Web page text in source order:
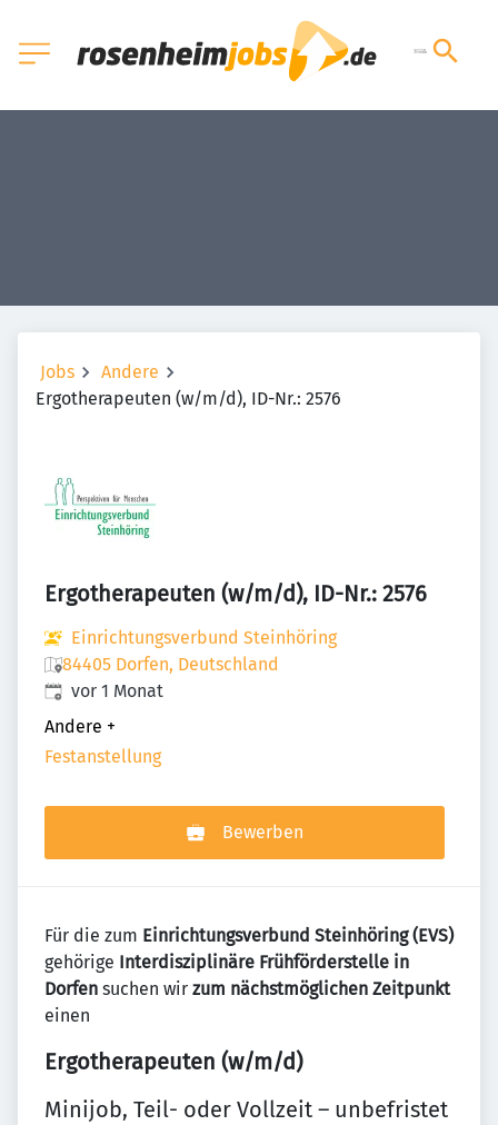
Jobs
Andere
Ergotherapeuten (w/m/d), ID-Nr.: 2576
Ergotherapeuten (w/m/d), ID-Nr.: 2576
Einrichtungsverbund Steinhöring
84405 Dorfen, Deutschland
Veröffentlicht:
vor 1 Monat
Andere +
Festanstellung
Bewerben
Für die zum Einrichtungsverbund Steinhöring (EVS)
gehörige Interdisziplinäre Frühförderstelle in
Dorfen suchen wir zum nächstmöglichen Zeitpunkt
einen
Ergotherapeuten (w/m/d)
Minijob, Teil- oder Vollzeit – unbefristet